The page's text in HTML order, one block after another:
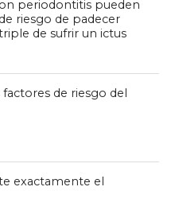
periodontitis pueden
riesgo de padecer
de sufrir un ictus
factores de riesgo del
exactamente el